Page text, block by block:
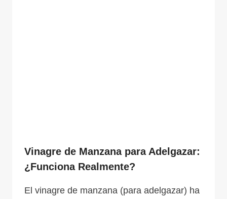
Vinagre de Manzana para Adelgazar:
¿Funciona Realmente?
El vinagre de manzana (para adelgazar) ha